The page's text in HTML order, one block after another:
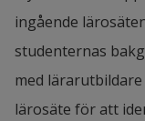
ingående
studenternas
med
lärosäte för att